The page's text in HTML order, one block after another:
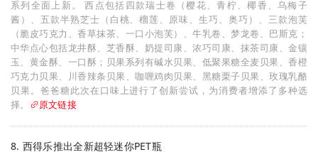
系列全面上新。 西点包括四款瑞士卷（樱花、青柠、椰香、乌梅子
酱）、五款半熟芝士（白桃、榴莲、原味、生巧、奥巧）、三款泡芙
（脆皮巧克力、香草抹茶、一口小泡芙）、牛乳卷、梦龙卷、巴斯克；
中华点心包括龙井酥、芝香酥、奶提司康、浓巧司康、抹茶司康、金镶
玉、黄金酥、一口酥；贝果系列有碱水贝果、低聚果糖全麦贝果、香橙
巧克力贝果、川香辣条贝果、咖喱鸡肉贝果、黑糖栗子贝果、玫瑰乳酪
贝果。爸爸糖此次在口味上进行了创新尝试，为消费者增添了多种选
择。
原文链接
8. 西得乐推出全新超轻迷你PET瓶